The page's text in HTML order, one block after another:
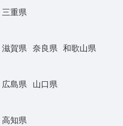
三重県
滋賀県 奈良県 和歌山県
広島県 山口県
高知県